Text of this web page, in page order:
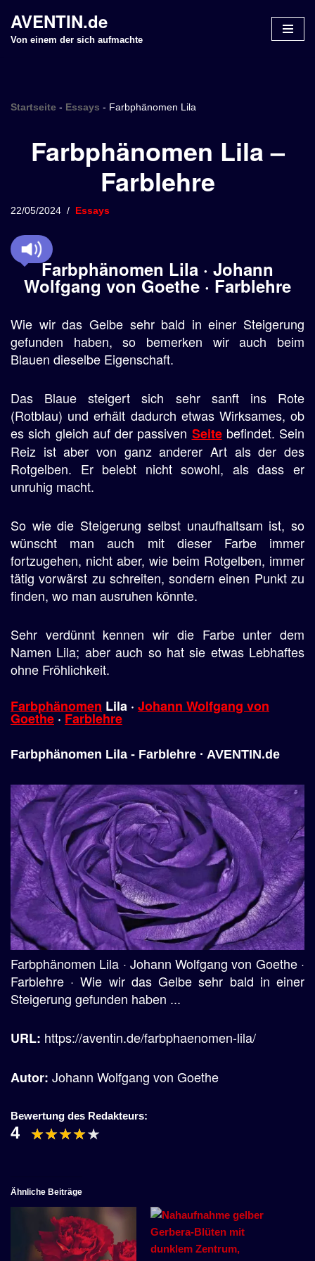
Z
n
p
i
n
AVENTIN.de
Von einem der sich aufmachte
Startseite - Essays - Farbphänomen Lila
Farbphänomen Lila –
Farblehre
22/05/2024 Essays
Farbphänomen Lila · Johann
Wolfgang von Goethe · Farblehre
Wie wir das Gelbe sehr bald in einer Steigerung
gefunden haben, so bemerken wir auch beim
Blauen dieselbe Eigenschaft.
Das Blaue steigert sich sehr sanft ins Rote
(Rotblau) und erhält dadurch etwas Wirksames, ob
es sich gleich auf der passiven Seitebefindet. Sein
Reiz ist aber von ganz anderer Art als der des
Rotgelben. Er belebt nicht sowohl, als dass er
unruhig macht.
So wie die Steigerung selbst unaufhaltsam ist, so
wünscht man auch mit dieser Farbe immer
fortzugehen, nicht aber, wie beim Rotgelben, immer
tätig vorwärst zu schreiten, sondern einen Punkt zu
finden, wo man ausruhen könnte.
Sehr verdünnt kennen wir die Farbe unter dem
Namen Lila; aber auch so hat sie etwas Lebhaftes
ohne Fröhlichkeit.
Farbphänomen Lila · Johann Wolfgang von
Goethe·Farblehre
Farbphänomen Lila - Farblehre · AVENTIN.de
Farbphänomen Lila · Johann Wolfgang von Goethe ·
Farblehre · Wie wir das Gelbe sehr bald in einer
Steigerung gefunden haben ...
URL: https://aventin.de/farbphaenomen-lila/
Autor: Johann Wolfgang von Goethe
Bewertung des Redakteurs:
4
Ähnliche Beiträge